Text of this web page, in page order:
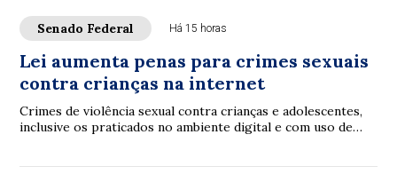
Senado Federal Há 15 horas
Lei aumenta penas para crimes sexuais
contra crianças na internet
Crimes de violência sexual contra crianças e adolescentes,
inclusive os praticados no ambiente digital e com uso de